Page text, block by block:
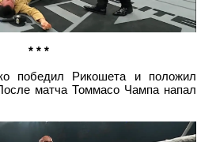
* * *
победил Рикошета и положил
матча Томмасо Чампа напал